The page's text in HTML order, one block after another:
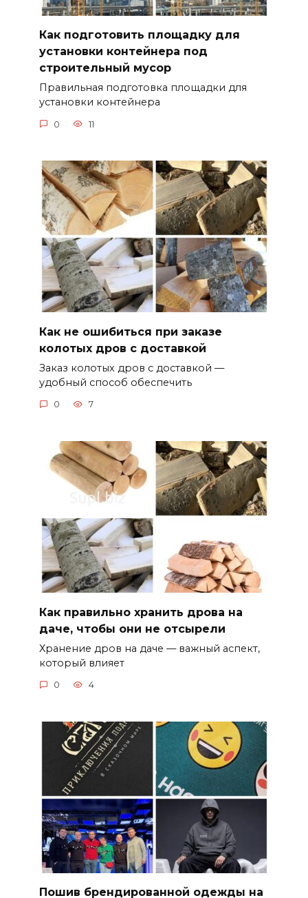
Как подготовить площадку для
установки контейнера под
строительный мусор
Правильная подготовка площадки для
установки контейнера
0 11
Как не ошибиться при заказе
колотых дров с доставкой
Заказ колотых дров с доставкой —
удобный способ обеспечить
0 7
Как правильно хранить дрова на
даче, чтобы они не отсырели
Хранение дров на даче — важный аспект,
который влияет
0 4
Пошив брендированной одежды на